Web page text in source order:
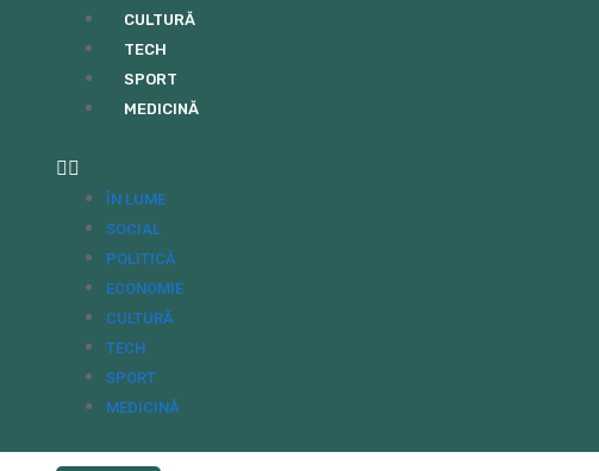
CULTURĂ
TECH
SPORT
MEDICINĂ
ÎN LUME
SOCIAL
POLITICĂ
ECONOMIE
CULTURĂ
TECH
SPORT
MEDICINĂ